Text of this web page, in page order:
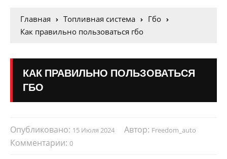
Главная Топливная система
Гбо
Как правильно пользоваться гбо
КАК ПРАВИЛЬНО ПОЛЬЗОВАТЬСЯ
ГБО
Опубликовано: 15 Июля 2024 Автор: Freedom_auto
Комментарии: 0